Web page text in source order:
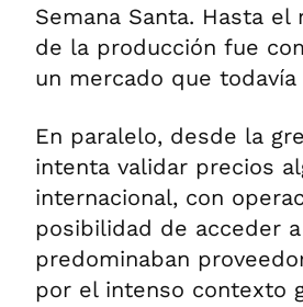
Semana Santa. Hasta
de la producción fue
un mercado que
En paralelo, desde la
intenta validar precios
internacional, con
posibilidad de acceder
predominaban
por el intenso contexto